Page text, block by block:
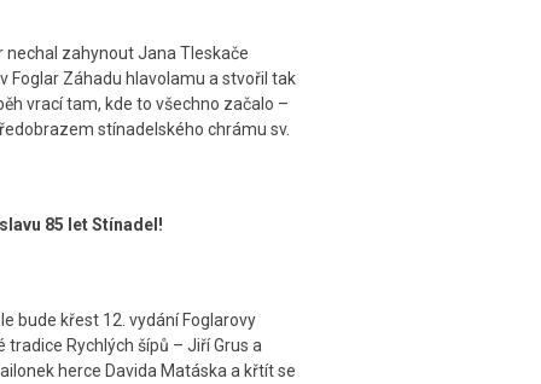
nechal zahynout Jana Tleskače
Foglar Záhadu hlavolamu a stvořil tak
vrací tam, kde to všechno začalo –
stínadelského chrámu sv.
85 let Stínadel!
bude křest 12. vydání Foglarovy
Rychlých šípů – Jiří Grus a
herce Davida Matáska a křtít se